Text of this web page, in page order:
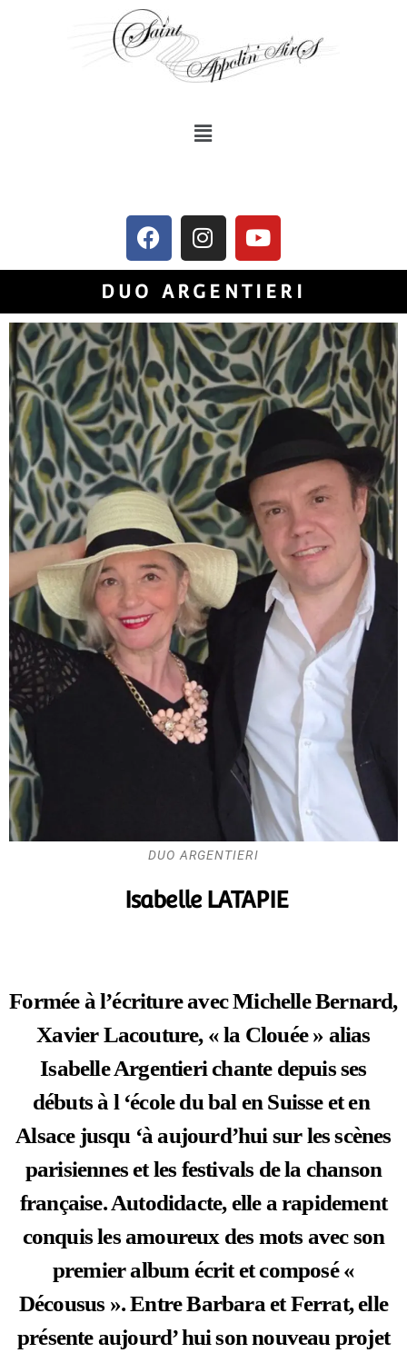
DUO ARGENTIERI
DUO ARGENTIERI
Isabelle LATAPIE
Formée à l’écriture avec Michelle Bernard,
Xavier Lacouture, « la Clouée » alias
Isabelle Argentieri chante depuis ses
débuts à l ‘école du bal en Suisse et en
Alsace jusqu ‘à aujourd’hui sur les scènes
parisiennes et les festivals de la chanson
française. Autodidacte, elle a rapidement
conquis les amoureux des mots avec son
premier album écrit et composé «
Décousus ». Entre Barbara et Ferrat, elle
présente aujourd’ hui son nouveau projet